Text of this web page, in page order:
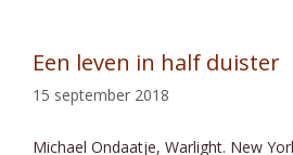
Een leven in half duister
15 september 2018
Michael Ondaatje, Warlight. New